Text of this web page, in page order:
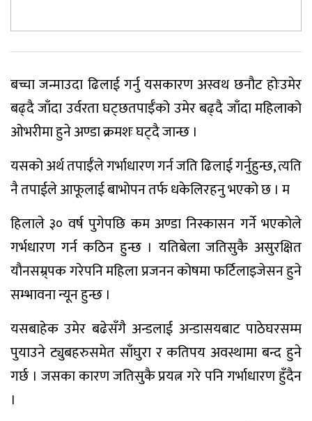
बच्चा जन्माउदा ढिलाई गर्नु यसकारण अस्वथ छनौट होःउमेर
बढ्दै जाँदा उर्वरता घट्छतपाईँको उमेर बढ्दै जाँदा महिलाको
ओभरीमा हुने अण्डा क्रमशः घट्दै जान्छ ।
यसको अर्थ तपाईँले गर्भाधारण गर्न जति ढिलाई गर्नुहुन्छ, त्यति
नै तपाईले आफूलाई बाभोपन तर्फ धकेलिरहनु भएको छ । म
हिलाले ३० वर्ष पुगेपछि कम अण्डा निस्कासन गर्ने भएकोले
गर्भधारण गर्न कठिन हुन्छ । यतिबेला जतिसुकै असुरक्षित
यौनसम्र्पक गरेपनि महिला प्रजनन कोषमा फर्टिलाइजेसन हुने
सम्भावना न्यून हुन्छ ।
यसबाहेक उमेर बढेसँगै अन्डलाई अन्डासयबाट पाठेघरसम्म
पुयाउने ट्युबहरुसमेत साँघुरा र कतिपय अवस्थामा बन्द हुने
गर्छ । जसका कारण जतिसुकै प्रयत्न गरे पनि गर्भाधारण हुँदैन
।